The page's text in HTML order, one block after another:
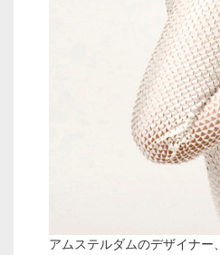
アムステルダムのデザイナー、